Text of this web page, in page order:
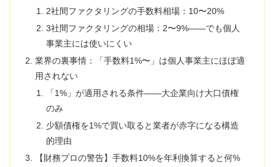
2社間ファクタリングの手数料相場：10〜20%
3社間ファクタリングの相場：2〜9%——でも個人
事業主には使いにくい
業界の裏事情：「手数料1%〜」は個人事業主にほぼ適
用されない
「1%」が適用される条件——大企業向け大口債権
のみ
少額債権を1%で買い取ると業者が赤字になる構造
的理由
【財務プロの警告】手数料10%を年利換算すると何%